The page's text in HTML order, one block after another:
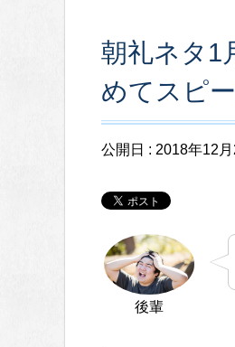
朝礼ネタ1
めてスピ
公開日 : 2018年12月
後輩